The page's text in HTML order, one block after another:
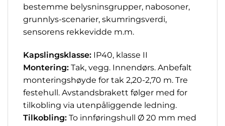
bestemme belysninsgrupper, nabosoner,
grunnlys-scenarier, skumringsverdi,
sensorens rekkevidde m.m.
Kapslingsklasse: IP40, klasse II
Montering: Tak, vegg. Innendørs. Anbefalt
monteringshøyde for tak 2,20-2,70 m. Tre
festehull. Avstandsbrakett følger med for
tilkobling via utenpåliggende ledning.
Tilkobling: To innføringshull Ø 20 mm med